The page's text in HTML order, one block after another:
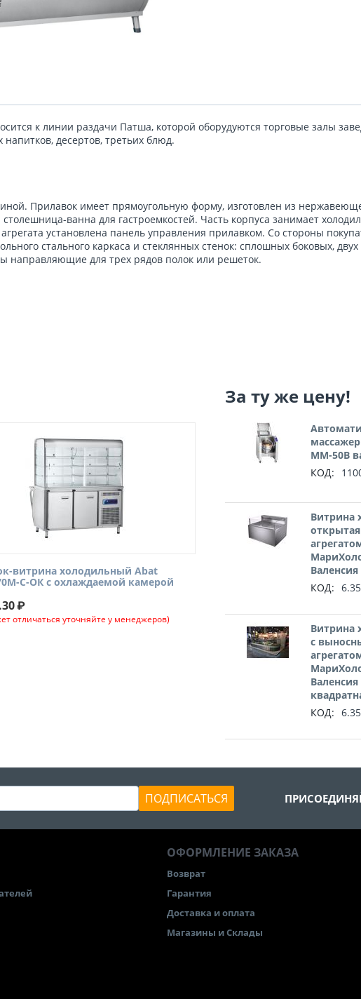
к линии раздачи Патша, которой оборудуются торговые залы
десертов, третьих блюд.
Прилавок имеет прямоугольную форму, изготовлен из
ванна для гастроемкостей. Часть корпуса занимает
установлена панель управления прилавком. Со стороны
стального каркаса и стеклянных стенок: сплошных боковых,
направляющие для трех рядов полок или решеток.
витрина холодильный Abat
С-ОК с охлаждаемой камерой
₽
отличаться уточняйте у менеджеров)
За ту же цену!
ММ-50В
КОД:
Витрина
КОД:
Витрина
с
КОД:
ПОДПИСАТЬСЯ
ОФОРМЛЕНИЕ ЗАКАЗА
Возврат
Гарантия
Доставка и оплата
Магазины и Склады